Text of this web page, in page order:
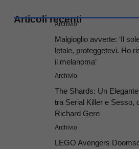
Articoli recenti
Archivio
Malgioglio avverte: ‘Il
letale, proteggetevi. Ho
il melanoma’
Archivio
The Shards: Un Elegante
tra Serial Killer e Sesso,
Richard Gere
Archivio
LEGO Avengers